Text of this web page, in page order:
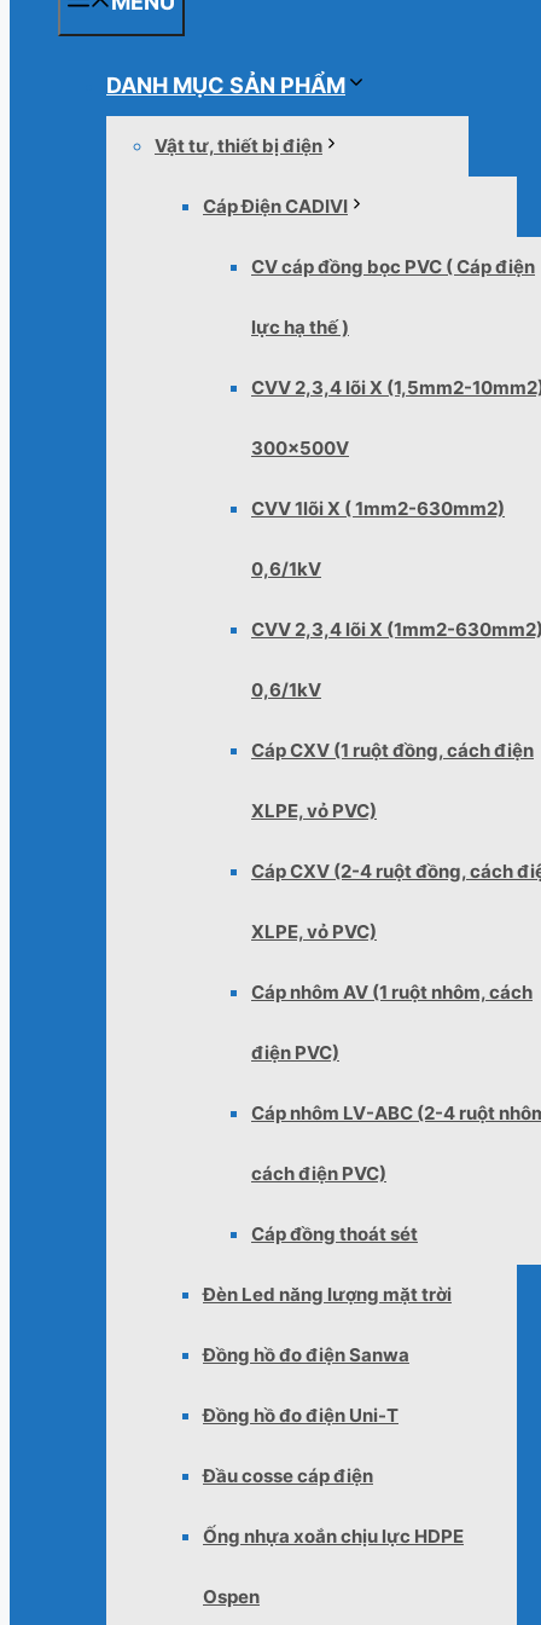
DANH MỤC SẢN PHẨM
Vật tư, thiết bị điện
Cáp Điện CADIVI
CV cáp đồng bọc PVC ( Cáp điện
lực hạ thế )
CVV 2,3,4 lõi X (1,5mm2-
300x500V
CVV 1lõi X ( 1mm2-630mm2)
0,6/1kV
CVV 2,3,4 lõi X (1mm2-
0,6/1kV
Cáp CXV (1 ruột đồng, cách điện
XLPE, vỏ PVC)
Cáp CXV (2-4 ruột đồng, cách
XLPE, vỏ PVC)
Cáp nhôm AV (1 ruột nhôm, cách
điện PVC)
Cáp nhôm LV-ABC (2-4 ruột
cách điện PVC)
Cáp đồng thoát sét
Đèn Led năng lượng mặt trời
Đồng hồ đo điện Sanwa
Đồng hồ đo điện Uni-T
Đầu cosse cáp điện
Ống nhựa xoắn chịu lực HDPE
Ospen